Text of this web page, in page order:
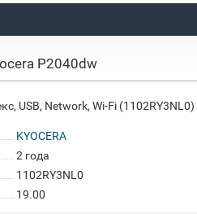
P2040dw
USB, Network, Wi-Fi (1102RY3NL0)
KYOCERA
2 года
1102RY3NL0
19.00